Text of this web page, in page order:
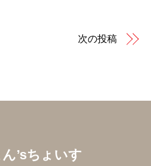
次の投稿
’sちょいす